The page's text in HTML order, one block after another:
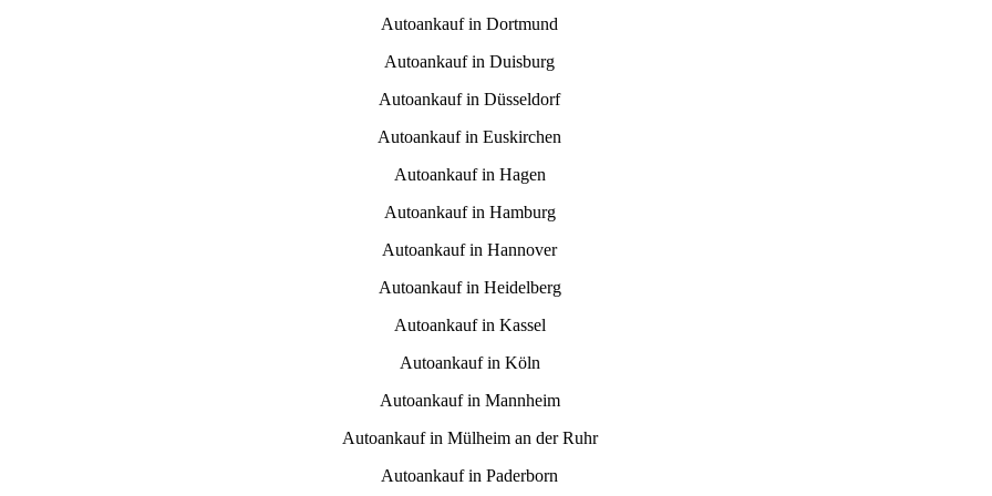
Autoankauf in Dortmund
Autoankauf in Duisburg
Autoankauf in Düsseldorf
Autoankauf in Euskirchen
Autoankauf in Hagen
Autoankauf in Hamburg
Autoankauf in Hannover
Autoankauf in Heidelberg
Autoankauf in Kassel
Autoankauf in Köln
Autoankauf in Mannheim
Autoankauf in Mülheim an der Ruhr
Autoankauf in Paderborn